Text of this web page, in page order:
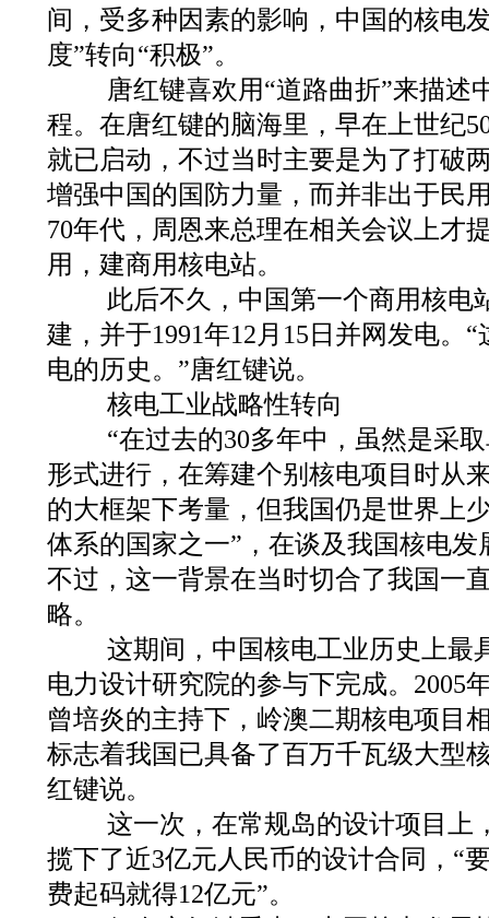
间，受多种因素的影响，中国的核电
度”转向“积极”。
唐红键喜欢用“道路曲折”来描述
程。在唐红键的脑海里，早在上世纪
就已启动，不过当时主要是为了打破
增强中国的国防力量，而并非出于民
70年代，周恩来总理在相关会议上才
用，建商用核电站。
此后不久，中国第一个商用核电
建，并于1991年12月15日并网发电。
电的历史。”唐红键说。
核电工业战略性转向
“在过去的30多年中，虽然是采
形式进行，在筹建个别核电项目时从
的大框架下考量，但我国仍是世界上
体系的国家之一”，在谈及我国核电
不过，这一背景在当时切合了我国一
略。
这期间，中国核电工业历史上最
电力设计研究院的参与下完成。2005
曾培炎的主持下，岭澳二期核电项目
标志着我国已具备了百万千瓦级大型
红键说。
这一次，在常规岛的设计项目上
揽下了近3亿元人民币的设计合同，“
费起码就得12亿元”。